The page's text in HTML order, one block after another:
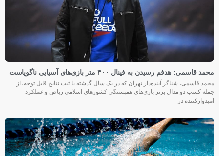
محمد قاسمی: هدفم رسیدن به فینال ۴۰۰ متر بازی‌های آسیایی ناگویاست
محمد قاسمی، شناگر آینده‌دار تهران که در یک سال گذشته با ثبت نتایج قابل توجه، از
جمله کسب دو مدال برنز بازی‌های همبستگی کشورهای اسلامی ریاض و عملکرد
امیدوارکننده در